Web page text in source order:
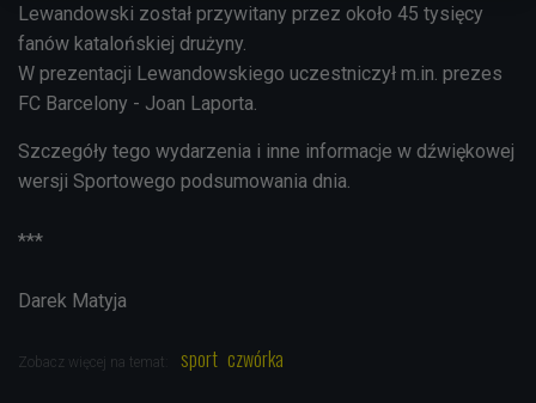
Lewandowski został przywitany przez około 45 tysięcy
fanów katalońskiej drużyny.
W prezentacji Lewandowskiego uczestniczył m.in. prezes
FC Barcelony - Joan Laporta.
Szczegóły tego wydarzenia i inne informacje w dźwiękowej
wersji Sportowego podsumowania dnia.
***
Darek Matyja
Zobacz więcej na temat: sport czwórka